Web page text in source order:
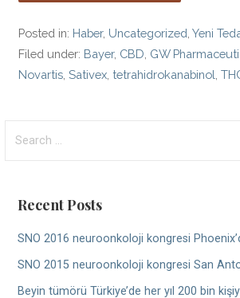
Posted in: Haber, Uncategorized ,Yeni
Filed under: Bayer, CBD GW
Novartis ,Sativex ,tetrahidrokanabinol ,
for:
Recent Posts
SNO 2016 neuroonkoloji kongresi
SNO 2015 neuroonkoloji kongresi San
Beyin tümörü Türkiye’de her yıl 200 bin